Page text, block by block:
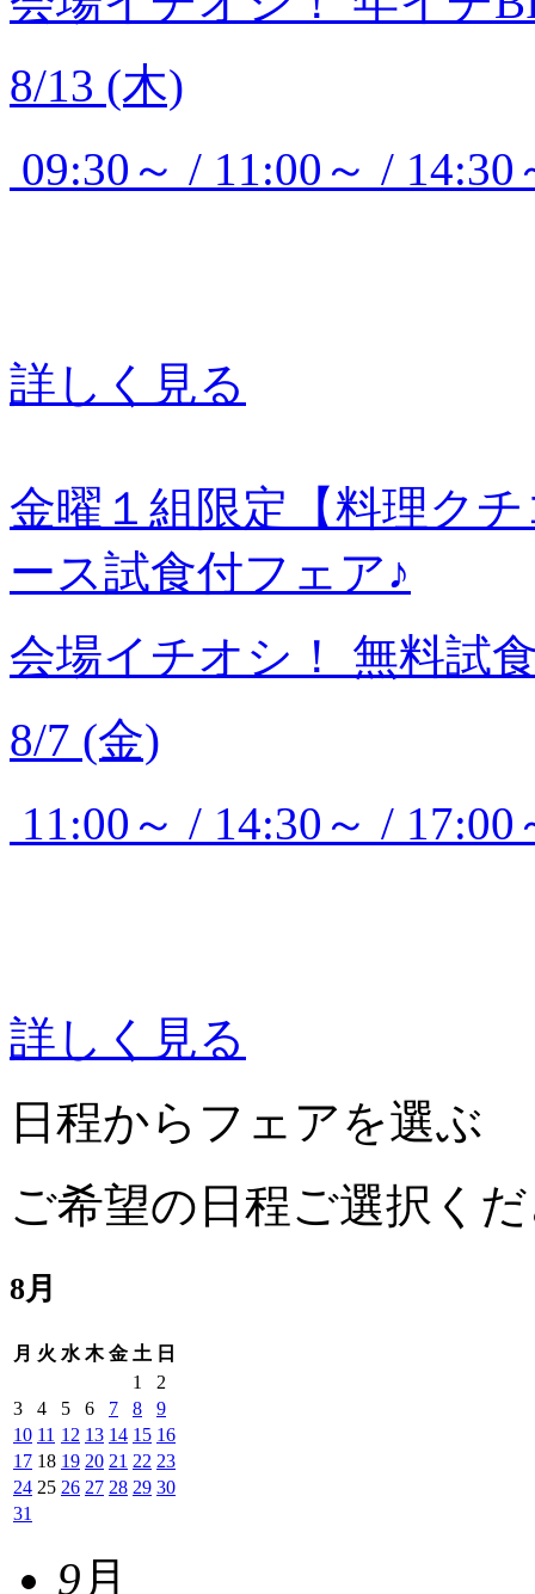
8/13 (木)
09:30～ / 11:00～ /
詳しく見る
金曜１組限定【料理ク
ース試食付フェア♪
会場イチオシ！
無料試
8/7 (金)
11:00～ / 14:30～ / 17:00
詳しく見る
日程からフェアを選ぶ
ご希望の日程ご選択く
8月
月 火 水 木 金 土 日
1
2
3
4 5 6 7 8
9
10 11 12 13 14 15 16
17 18 19 20 21 22 23
24 25 26 27 28 29 30
31
9月